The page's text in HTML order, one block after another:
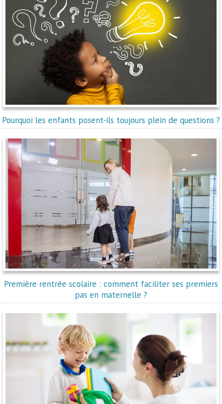
Pourquoi les enfants posent-ils toujours plein de questions ?
Première rentrée scolaire : comment faciliter ses premiers
pas en maternelle ?